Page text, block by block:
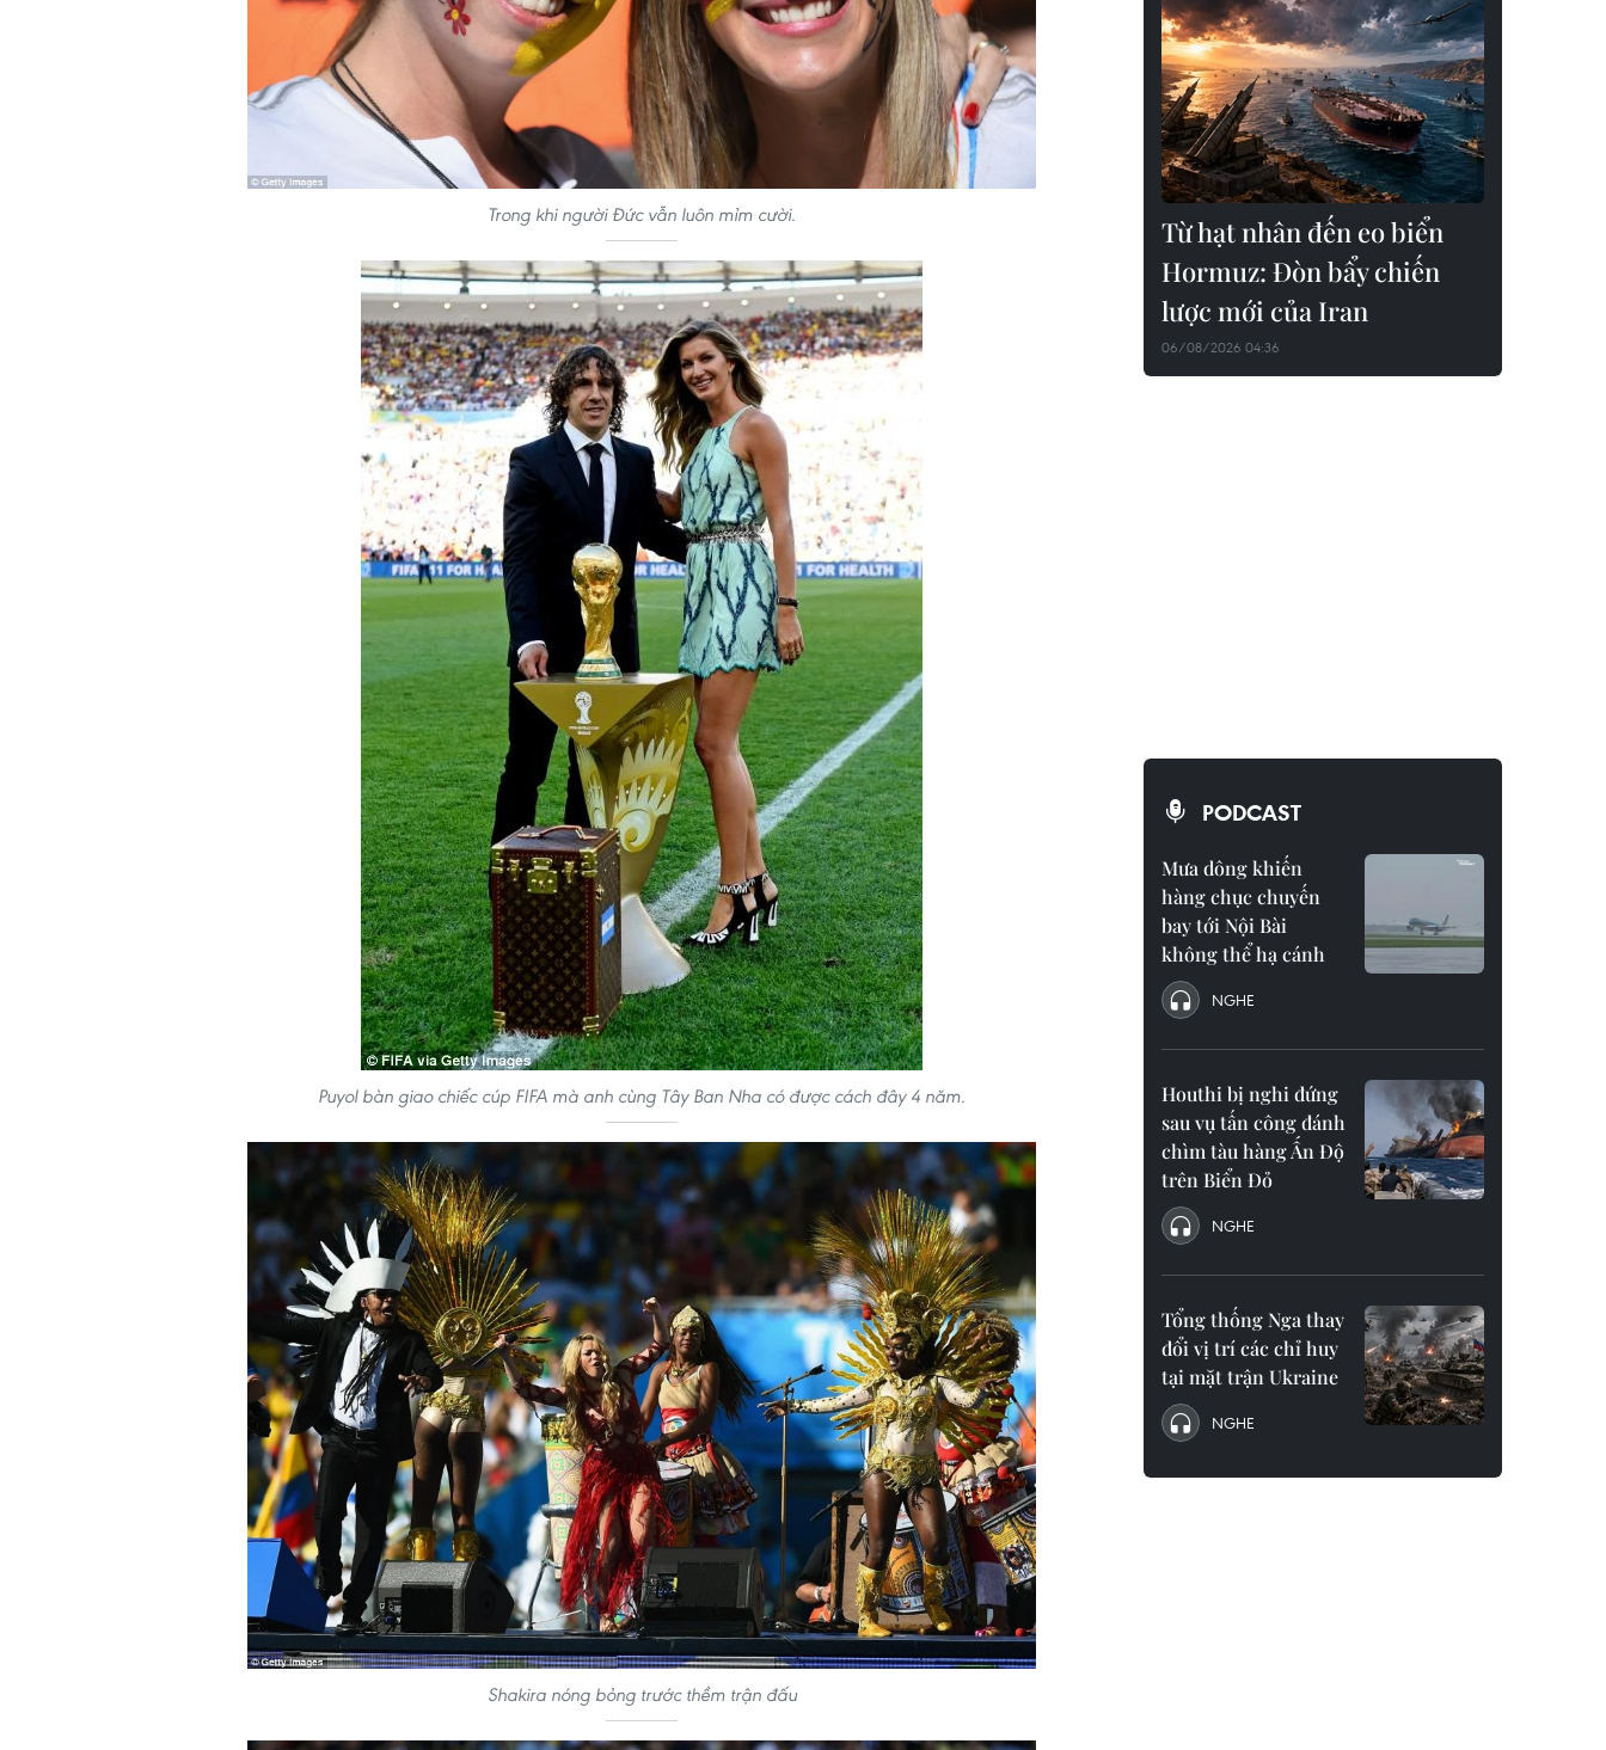
Trong khi người Đức vẫn luôn mỉm cười.
Puyol bàn giao chiếc cúp FIFA mà anh cùng Tây Ban Nha có được cách đây 4 năm.
Shakira nóng bỏng trước thềm trận đấu
Từ hạt nhân đến eo biển
Hormuz: Đòn bẩy chiến
lược mới của Iran
06/08/2026 04:36
PODCAST
Mưa dông khiến
hàng chục chuyến
bay tới Nội Bài
không thể hạ cánh
NGHE
Houthi bị nghi đứng
sau vụ tấn công đánh
chìm tàu hàng Ấn Độ
trên Biển Đỏ
NGHE
Tổng thống Nga thay
đổi vị trí các chỉ huy
tại mặt trận Ukraine
NGHE